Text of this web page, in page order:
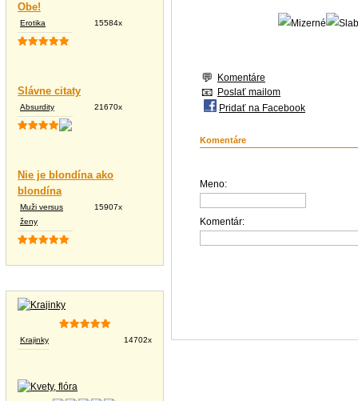
Obe!
Erotika 15584x
Slávne citaty
Absurdity 21670x
Nie je blondína ako
blondína
Muži versus
ženy
15907x
Krajinky 14702x
Komentáre
Poslať mailom
Pridať na Facebook
Komentáre
Meno:
Komentár: